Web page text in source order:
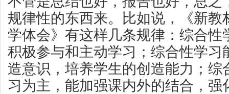
规律性的东西来。比如说，《新教
学体会》有这样几条规律：综合性
积极参与和主动学习；综合性学习
造意识，培养学生的创造能力；综
习为主，能加强课内外的结合，强